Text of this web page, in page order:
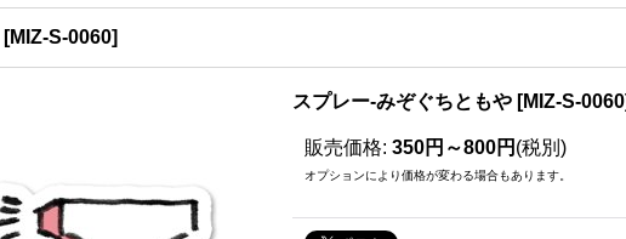
[MIZ-S-0060]
スプレー-みぞぐちともや [MIZ-S-0060
販売価格: 350円～800円 (税別)
オプションにより価格が変わる場合もあります。